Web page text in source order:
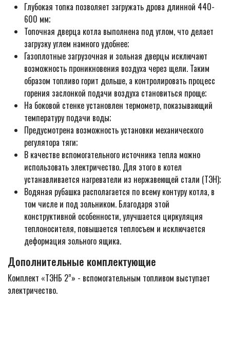
Глубокая топка позволяет загружать дрова длинной 440-
600 мм;
Топочная дверца котла выполнена под углом, что делает
загрузку углем намного удобнее;
Газоплотные загрузочная и зольная дверцы исключают
возможность проникновения воздуха через щели. Таким
образом топливо горит дольше, а контролировать процесс
горения заслонкой подачи воздуха становиться проще;
На боковой стенке установлен термометр, показывающий
температуру подачи воды;
Предусмотрена возможность установки механического
регулятора тяги;
В качестве вспомогательного источника тепла можно
использовать электричество. Для этого в котел
устанавливается нагреватели из нержавеющей стали (ТЭН);
Водяная рубашка располагается по всему контуру котла, в
том числе и под зольником. Благодаря этой
конструктивной особенности, улучшается циркуляция
теплоносителя, повышается теплосъем и исключается
деформация зольного ящика.
Дополнительные комплектующие
Комплект «ТЭНБ 2”» - вспомогательным топливом выступает
электричество.